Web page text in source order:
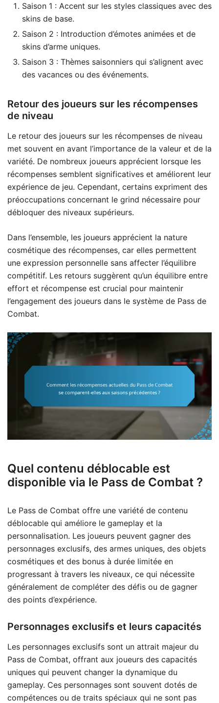
Saison 1 : Accent sur les styles classiques avec des
skins de base.
Saison 2 : Introduction d’émotes animées et de
skins d’arme uniques.
Saison 3 : Thèmes saisonniers qui s’alignent avec
des vacances ou des événements.
Retour des joueurs sur les récompenses
de niveau
Le retour des joueurs sur les récompenses de niveau
met souvent en avant l’importance de la valeur et de la
variété. De nombreux joueurs apprécient lorsque les
récompenses semblent significatives et améliorent leur
expérience de jeu. Cependant, certains expriment des
préoccupations concernant le grind nécessaire pour
débloquer des niveaux supérieurs.
Dans l’ensemble, les joueurs apprécient la nature
cosmétique des récompenses, car elles permettent
une expression personnelle sans affecter l’équilibre
compétitif. Les retours suggèrent qu’un équilibre entre
effort et récompense est crucial pour maintenir
l’engagement des joueurs dans le système de Pass de
Combat.
Quel contenu déblocable est
disponible via le Pass de Combat ?
Le Pass de Combat offre une variété de contenu
déblocable qui améliore le gameplay et la
personnalisation. Les joueurs peuvent gagner des
personnages exclusifs, des armes uniques, des objets
cosmétiques et des bonus à durée limitée en
progressant à travers les niveaux, ce qui nécessite
généralement de compléter des défis ou de gagner
des points d’expérience.
Personnages exclusifs et leurs capacités
Les personnages exclusifs sont un attrait majeur du
Pass de Combat, offrant aux joueurs des capacités
uniques qui peuvent changer la dynamique du
gameplay. Ces personnages sont souvent dotés de
compétences ou de traits spéciaux qui ne sont pas